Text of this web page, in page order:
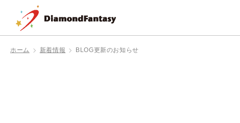
ホーム 新着情報 BLOG更新のお知らせ